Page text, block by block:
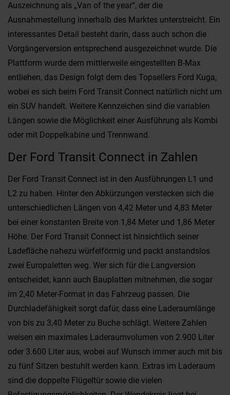
Auszeichnung als „Van of the year“, der die
Ausnahmestellung innerhalb des Marktes unterstreicht. Ein
interessantes Detail besteht darin, dass auch schon die
Vorgängerversion entsprechend ausgezeichnet wurde. Die
Plattform wurde dem mittlerweile eingestellten B-Max
entliehen, das Design folgt dem des Topsellers Ford Kuga,
wobei es sich beim Ford Transit Connect natürlich nicht um
ein SUV handelt. Weitere Kennzeichen sind die variablen
Längen sowie die Möglichkeit einer Ausführung als Kombi
oder mit Doppelkabine und Trennwand.
Der Ford Transit Connect in Zahlen
Der Ford Transit Connect ist in den Ausführungen L1 und
L2 zu haben. Hinter den Abkürzungen verstecken sich die
unterschiedlichen Längen von 4,42 Meter und 4,83 Meter
bei einer konstanten Breite von 1,84 Meter und 1,86 Meter
Höhe. Der Ford Transit Connect ist hinsichtlich seiner
Ladefläche nahezu würfelförmig und packt anstandslos
zwei Europaletten weg. Wer sich für die Langversion
entscheidet, kann auch Bauplatten mitnehmen, die sogar
im 2,40 Meter-Format in das Fahrzeug passen. Die
Durchladefähigkeit sorgt dafür, dass eine Laderaumlänge
von bis zu 3,40 Meter zu Buche schlägt. Weitere Zahlen
weisen ein maximales Laderaumvolumen von 2.900 Liter
oder 3.600 Liter aus, wobei auf Wunsch immer auch mit bis
zu fünf Sitzen bestuhlt werden kann. Extras im Laderaum
sind die doppelte Flügeltür sowie die vielen